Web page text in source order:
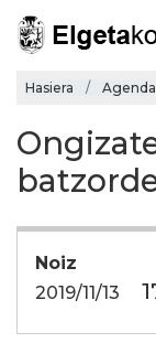
Hasiera Agenda
Noiz
2019/11/13